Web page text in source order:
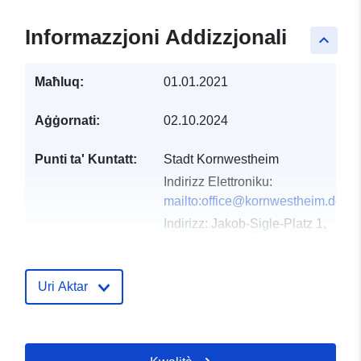
keyboard_arrow_up
Informazzjoni Addizzjonali
Maħluq: 01.01.2021
Aġġornati: 02.10.2024
Punti ta' Kuntatt:
Stadt Kornwestheim
Indirizz Elettroniku:
mailto:office@kornwestheim.de
Indirizz: Jakob-Sigle-Platz 1,
Reġistru tal-
Miżjud ma’ data.europa.eu:
Uri Aktar